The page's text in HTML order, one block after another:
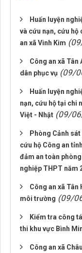
Huấn luyện
và cứu nạn, cứu hộ
an xã Vinh Kim
Công an xã Tân
dân phục vụ (09/
Huấn luyện
nạn, cứu hộ tại chi
Việt - Nhật (09/
Phòng Cảnh
cứu hộ Công an
đảm an toàn
nghiệp THPT năm
Công an xã
môi trường (09/
Kiểm tra công
thi khu vực Bình
Công an xã